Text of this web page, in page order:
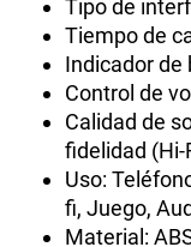
Tipo de
Tiempo de
Indicador de
Control de
Calidad de
fidelidad (Hi-
Uso:
fi, Juego,
Material: